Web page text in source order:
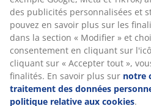
Avis
(7)
Livraison
des publicités personnalisées et
pouvez en savoir plus sur les
dans la section « Modifier » et
consentement en cliquant sur
cliquant sur « Accepter tout »,
finalités. En savoir plus sur notre
traitement des données
politique relative aux cookies.